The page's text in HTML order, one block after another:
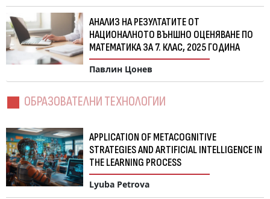
АНАЛИЗ НА РЕЗУЛТАТИТЕ ОТ
НАЦИОНАЛНОТО ВЪНШНО ОЦЕНЯВАНЕ ПО
МАТЕМАТИКА ЗА 7. КЛАС, 2025 ГОДИНА
Павлин Цонев
ОБРАЗОВАТЕЛНИ ТЕХНОЛОГИИ
APPLICATION OF METACOGNITIVE
STRATEGIES AND ARTIFICIAL INTELLIGENCE IN
THE LEARNING PROCESS
Lyuba Petrova